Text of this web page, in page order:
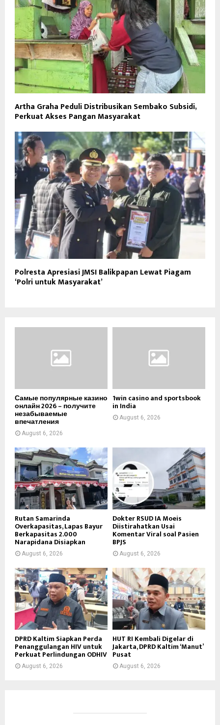
Artha Graha Peduli Distribusikan Sembako Subsidi,
Perkuat Akses Pangan Masyarakat
Polresta Apresiasi JMSI Balikpapan Lewat Piagam
‘Polri untuk Masyarakat’
Самые популярные казино
онлайн 2026 – получите
незабываемые
впечатления
August 6, 2026
1win casino and sportsbook
in India
August 6, 2026
Rutan Samarinda
Overkapasitas, Lapas Bayur
Berkapasitas 2.000
Narapidana Disiapkan
August 6, 2026
Dokter RSUD IA Moeis
Diistirahatkan Usai
Komentar Viral soal Pasien
BPJS
August 6, 2026
DPRD Kaltim Siapkan Perda
Penanggulangan HIV untuk
Perkuat Perlindungan ODHIV
August 6, 2026
HUT RI Kembali Digelar di
Jakarta, DPRD Kaltim ‘Manut’
Pusat
August 6, 2026